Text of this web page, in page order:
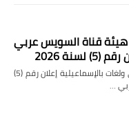
قناة السويس عربي
2026
وظائف خالية بمدرستي هيئة قناة السويس عربي ولغات بالإسماعيلية إعلان رقم (5)